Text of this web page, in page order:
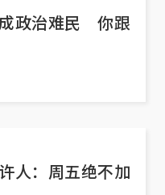
政治难民 你跟
人：周五绝不加